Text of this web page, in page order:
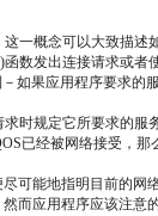
这一概念可以大致描述
数发出连接请求或
果应用程序要求的
时规定它所要求的
已经被网络接受
可能地指明目前的
而应用程序应该注